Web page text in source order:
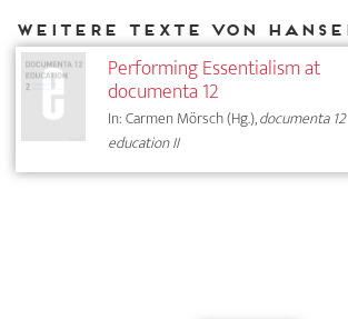
Performing Essentialism at
documenta 12
In: Carmen Mörsch (Hg.),documenta 12
education II